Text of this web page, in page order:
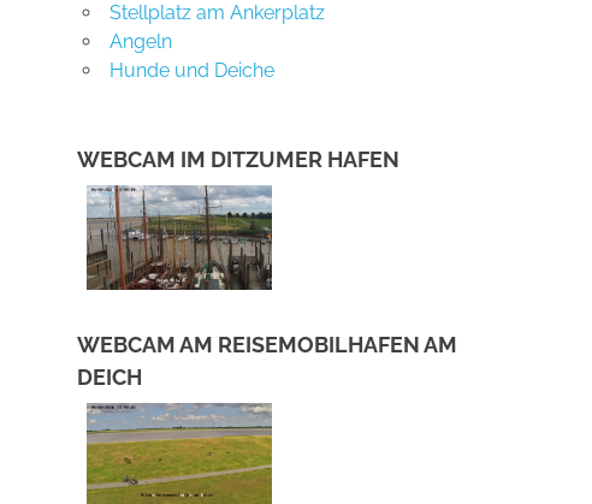
Stellplatz am Ankerplatz
Angeln
Hunde und Deiche
WEBCAM IM DITZUMER HAFEN
WEBCAM AM REISEMOBILHAFEN AM
DEICH